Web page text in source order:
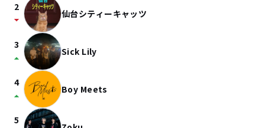
2
arrow_drop_down 仙台シティーキャッツ
3
arrow_drop_up Sick Lily
4
arrow_drop_up Boy Meets
5